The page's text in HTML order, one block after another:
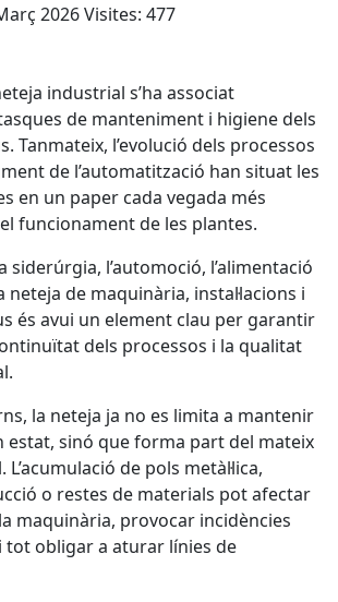
2026Visites: 477
industrial s’ha associat
de manteniment i higiene dels
Tanmateix, l’evolució dels processos
de l’automatització han situat les
en un paper cada vegada més
funcionament de les plantes.
siderúrgia, l’automoció, l’alimentació
neteja de maquinària, instal·lacions i
és avui un element clau per garantir
dels processos i la qualitat
la neteja ja no es limita a mantenir
estat, sinó que forma part del mateix
de pols metàl·lica,
o restes de materials pot afectar
maquinària, provocar incidències
tot obligar a aturar línies de